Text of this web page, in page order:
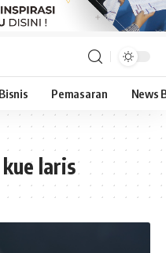
Pemasaran News
laris